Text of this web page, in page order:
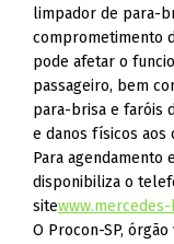
limpador de para-
comprometimento
pode afetar o
passageiro, bem
para-brisa e faróis
e danos físicos
Para agendamento
disponibiliza o
site
O Procon-SP,